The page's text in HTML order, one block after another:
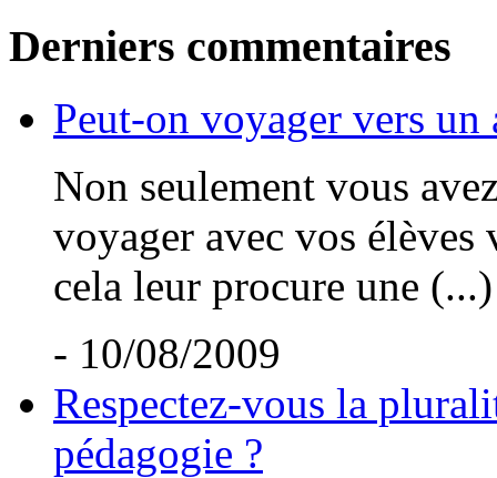
Derniers commentaires
Peut-on voyager vers un
Non seulement vous
voyager avec vos élèves
cela leur procure une (...)
- 10/08/2009
Respectez-vous la
pédagogie ?